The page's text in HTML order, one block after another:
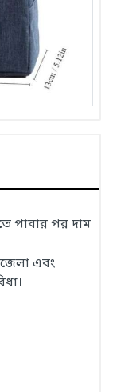
পাবার পর দাম
এবং